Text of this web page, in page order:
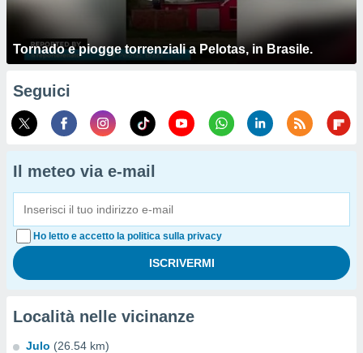
Tornado e piogge torrenziali a Pelotas, in Brasile.
Seguici
Il meteo via e-mail
Ho letto e accetto la politica sulla privacy
Località nelle vicinanze
Julo (26.54 km)